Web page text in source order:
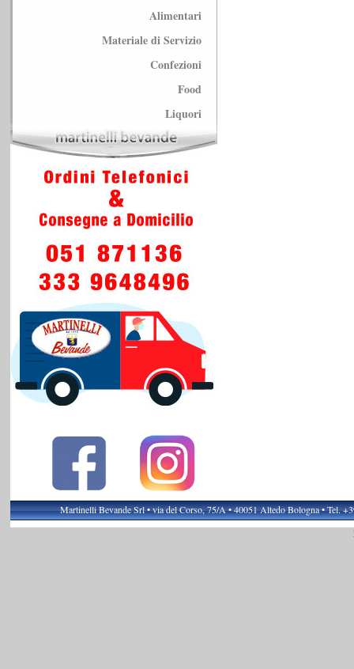
Alimentari
Materiale di Servizio
Confezioni
Food
Liquori
Martinelli Bevande Srl • via del Corso, 75/A • 40051 Altedo Bologna • Tel.